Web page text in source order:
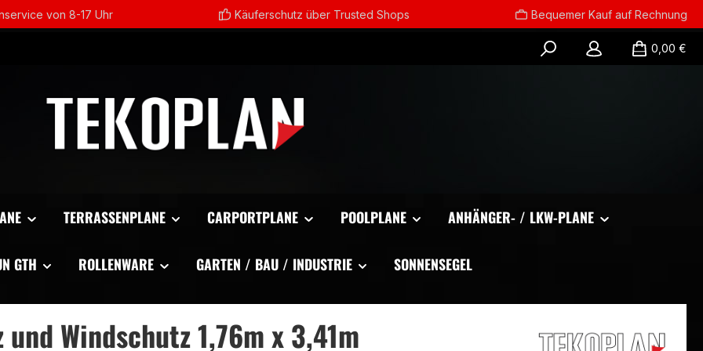
von 8-17 Uhr Käuferschutz über Trusted Shops Bequemer Kauf auf Rechnung
0,00 €
TERRASSENPLANE CARPORTPLANE POOLPLANE ANHÄNGER- / LKW-PLANE
GTH ROLLENWARE GARTEN / BAU / INDUSTRIE SONNENSEGEL
Windschutz 1,76m x 3,41m